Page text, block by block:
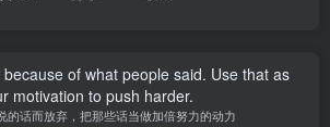
of what people said. Use that as
motivation to push harder.
的话而放弃，把那些话当做加倍努力的动力